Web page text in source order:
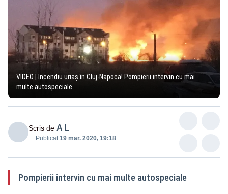
VIDEO | Incendiu uriaş în Cluj-Napoca! Pompierii intervin cu mai
multe autospeciale
Scris de A L
Publicat:19 mar. 2020, 19:18
Pompierii intervin cu mai multe autospeciale